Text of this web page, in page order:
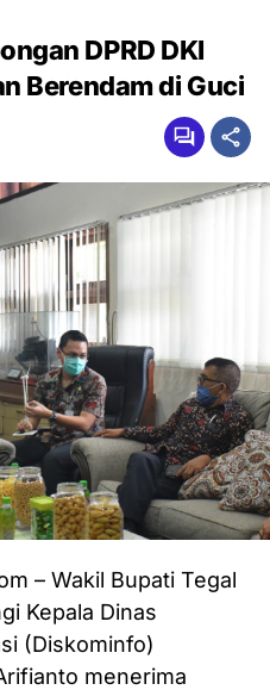
DPRD DKI
Berendam di Guci
– Wakil Bupati Tegal
Kepala Dinas
(Diskominfo)
menerima